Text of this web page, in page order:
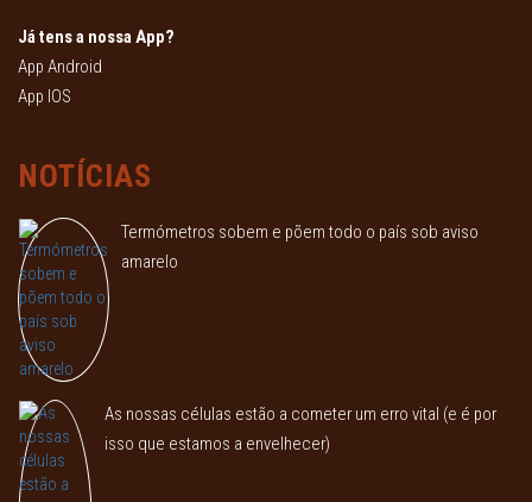
Já tens a nossa App?
App Android
App IOS
NOTÍCIAS
Termómetros sobem e põem todo o país sob aviso
amarelo
As nossas células estão a cometer um erro vital (e é por
isso que estamos a envelhecer)